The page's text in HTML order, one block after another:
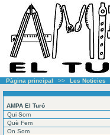
Pàgina principal >> Les Noticies
AMPA El Turó
Qui Som
Què Fem
On Som